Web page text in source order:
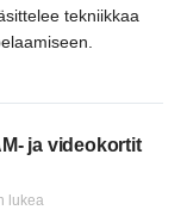
tekniikkaa
ja videokortit
lukea